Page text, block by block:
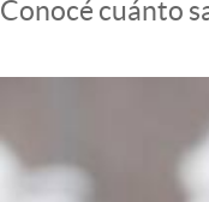
Mediakit
Conocé cuánto